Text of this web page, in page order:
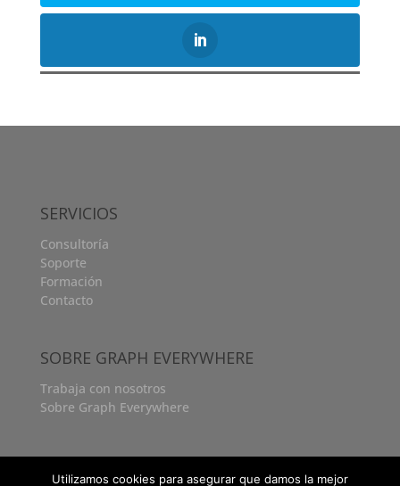
SERVICIOS
Consultoría
Soporte
Formación
Contacto
SOBRE GRAPH EVERYWHERE
Trabaja con nosotros
Sobre Graph Everywhere
Utilizamos cookies para asegurar que damos la mejor